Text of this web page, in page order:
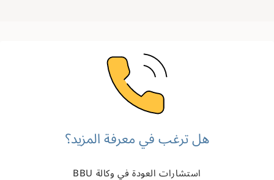
هل ترغب في معرفة المزيد؟
استشارات العودة في وكالة BBU